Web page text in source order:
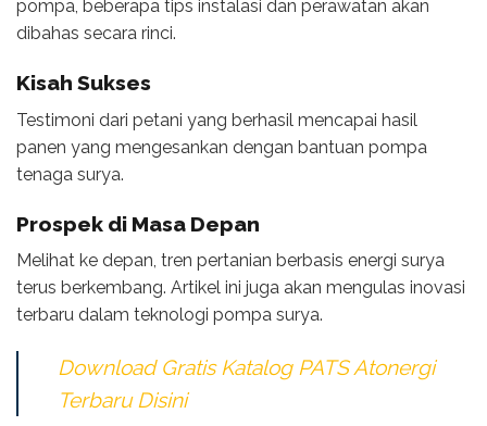
pompa, beberapa tips instalasi dan perawatan akan
dibahas secara rinci.
Kisah Sukses
Testimoni dari petani yang berhasil mencapai hasil
panen yang mengesankan dengan bantuan pompa
tenaga surya.
Prospek di Masa Depan
Melihat ke depan, tren pertanian berbasis energi surya
terus berkembang. Artikel ini juga akan mengulas inovasi
terbaru dalam teknologi pompa surya.
Download Gratis Katalog PATS Atonergi
Terbaru Disini